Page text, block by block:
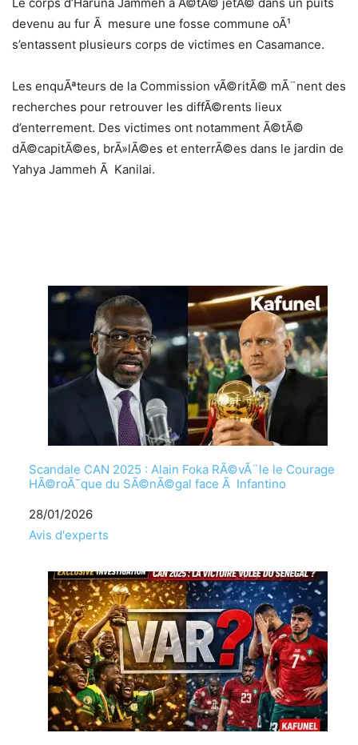
devenu au fur Ã mesure une fosse commune oÃ¹
s’entassent plusieurs corps de victimes en Casamance.
Les enquÃªteurs de la Commission vÃ©ritÃ© mÃ¨nent des
recherches pour retrouver les diffÃ©rents lieux
d’enterrement. Des victimes ont notamment Ã©tÃ©
dÃ©capitÃ©es, brÃ»lÃ©es et enterrÃ©es dans le jardin de
Yahya Jammeh Ã Kanilai.
Scandale CAN 2025 : Alain Foka RÃ©vÃ¨le le Courage
HÃ©roÃ¯que du SÃ©nÃ©gal face Ã Infantino
Date
28/01/2026
Par rapport Ã
Avis d'experts